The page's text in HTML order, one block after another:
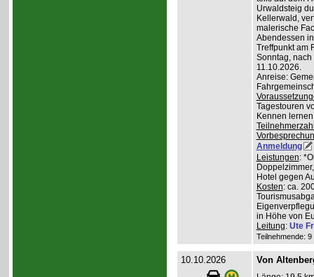
Urwaldsteig
Kellerwald,
malerische
Abendessen
Treffpunkt am
Sonntag,
11.10.2026.
Anreise:
Tagestouren
Kennen
Anmeldung
Leistungen:
Hotel gegen
Kosten: ca.
in Höhe von
Leitung: Ute
Teilnehmende:
10.10.2026 Von